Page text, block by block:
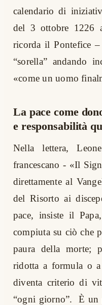
calendario di
del 3 ottobre 1226
ricorda il Pontefice
“sorella” andando
«come un uomo
La pace come
e responsabilità
Nella lettera,
francescano - «Il
direttamente al
del Risorto ai
pace, insiste il
compiuta su ciò che
paura della morte;
ridotta a formula o
diventa criterio di
“ogni giorno”. È un